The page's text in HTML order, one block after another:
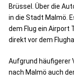
Brüssel. Über die
in die Stadt Malmö.
dem Flug ein Airport
direkt vor dem
Aufgrund häufigerer
nach Malmö auch